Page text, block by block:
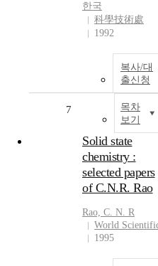
한국
科學技術處
1992
복사/대
출신청
목차
보기
7
Solid state
chemistry :
selected papers
of C.N.R. Rao
Rao, C. N. R
World
1995